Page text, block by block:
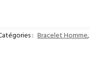
: Bracelet Homme,